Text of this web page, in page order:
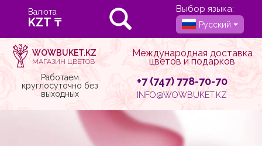
Валюта Выбор языка:
Русский
WOWBUKET.KZ
МАГАЗИН ЦВЕТОВ
Международная доставка
цветов и подарков
Работаем
круглосуточно без
выходных
+7 (747) 778-70-70
INFO@WOWBUKET.KZ